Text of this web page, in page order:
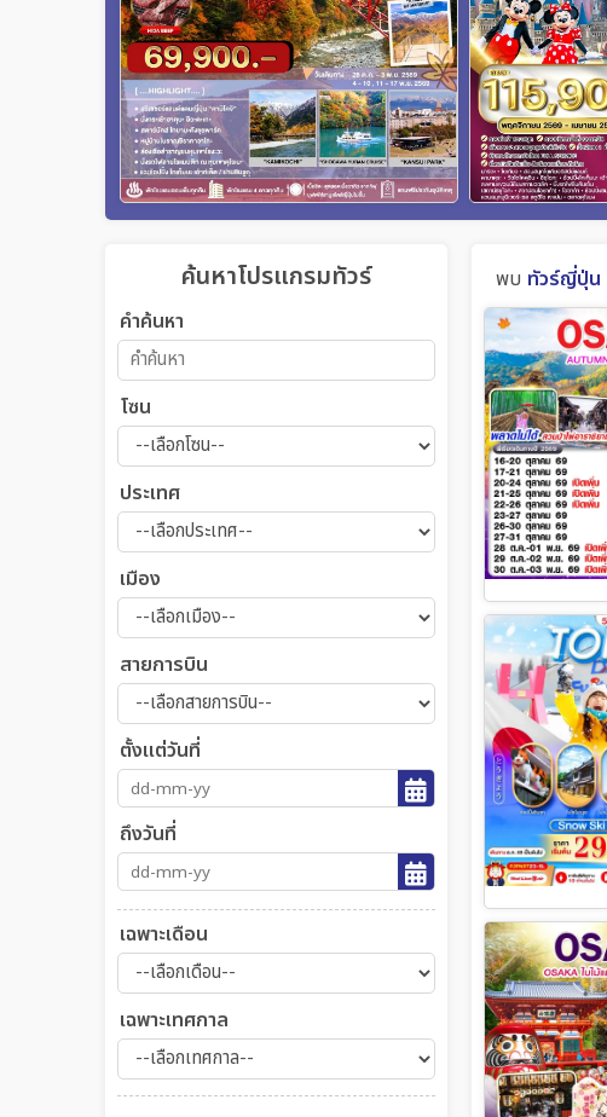
ค้นหาโปรแกรมทัวร์
คำค้นหา
โซน
ประเทศ
เมือง
สายการบิน
ตั้งแต่วันที่
ถึงวันที่
เฉพาะเดือน
เฉพาะเทศกาล
พบ ทัวร์ญี่ปุ่น